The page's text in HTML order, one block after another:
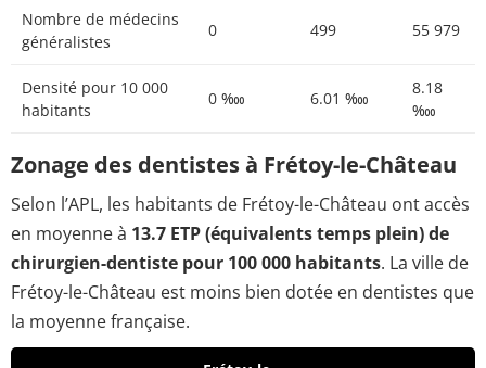
Nombre de médecins
généralistes
0 499 55 979
Densité pour 10 000
habitants
0 ‱ 6.01 ‱
8.18
‱
Zonage des dentistes à Frétoy-le-Château
Selon l’APL, les habitants de Frétoy-le-Château ont accès
en moyenne à 13.7 ETP (équivalents temps plein) de
chirurgien-dentiste pour 100 000 habitants. La ville de
Frétoy-le-Château est moins bien dotée en dentistes que
la moyenne française.